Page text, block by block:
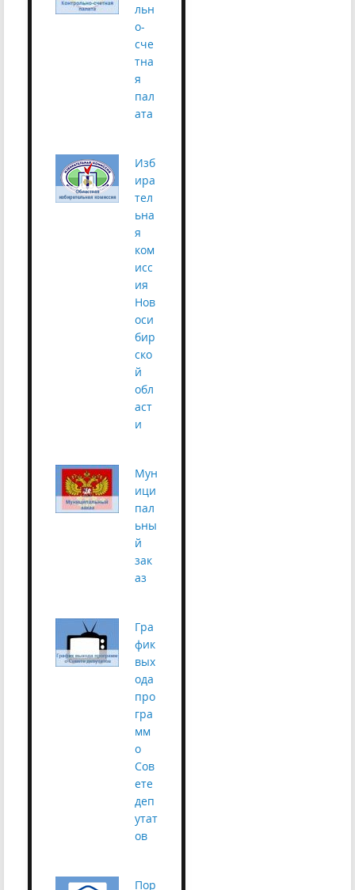
льн
о-
сче
тна
я
пал
ата
Изб
ира
тел
ьна
я
ком
исс
ия
Нов
оси
бир
ско
й
обл
аст
и
Мун
ици
пал
ьны
й
зак
аз
Гра
фик
вых
ода
про
гра
мм
о
Cов
ете
деп
утат
ов
Пор